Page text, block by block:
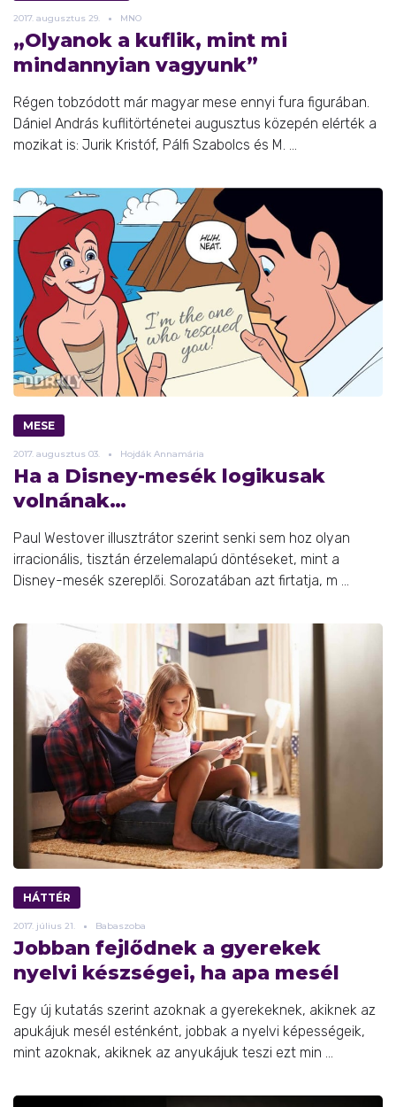
2017. augusztus 29. MNO
„Olyanok a kuflik, mint mi
mindannyian vagyunk”
Régen tobzódott már magyar mese ennyi fura figurában.
Dániel András kuflitörténetei augusztus közepén elérték a
mozikat is: Jurik Kristóf, Pálfi Szabolcs és M. ...
MESE
2017. augusztus 03. Hojdák Annamária
Ha a Disney-mesék logikusak
volnának…
Paul Westover illusztrátor szerint senki sem hoz olyan
irracionális, tisztán érzelemalapú döntéseket, mint a
Disney-mesék szereplői. Sorozatában azt firtatja, m ...
HÁTTÉR
2017. július 21. Babaszoba
Jobban fejlődnek a gyerekek
nyelvi készségei, ha apa mesél
Egy új kutatás szerint azoknak a gyerekeknek, akiknek az
apukájuk mesél esténként, jobbak a nyelvi képességeik,
mint azoknak, akiknek az anyukájuk teszi ezt min ...